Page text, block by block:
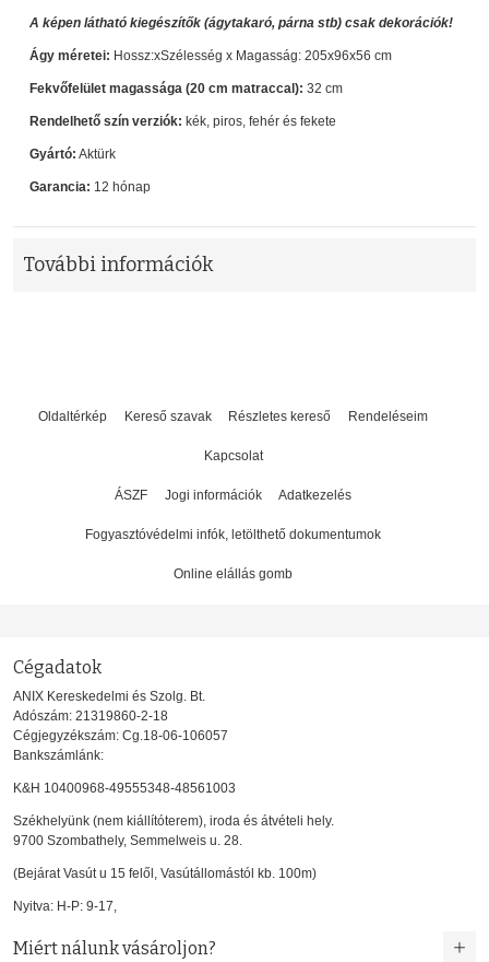
A képen látható kiegészítők (ágytakaró, párna stb) csak dekorációk!
Ágy méretei: Hossz:xSzélesség x Magasság: 205x96x56 cm
Fekvőfelület magassága (20 cm matraccal): 32 cm
Rendelhető szín verziók: kék, piros, fehér és fekete
Gyártó: Aktürk
Garancia: 12 hónap
További információk
Oldaltérkép Kereső szavak Részletes kereső Rendeléseim
Kapcsolat
ÁSZF Jogi információk Adatkezelés
Fogyasztóvédelmi infók, letölthető dokumentumok
Online elállás gomb
Cégadatok
ANIX Kereskedelmi és Szolg. Bt.
Adószám: 21319860-2-18
Cégjegyzékszám: Cg.18-06-106057
Bankszámlánk:
K&H 10400968-49555348-48561003
Székhelyünk (nem kiállítóterem), iroda és átvételi hely.
9700 Szombathely, Semmelweis u. 28.
(Bejárat Vasút u 15 felől, Vasútállomástól kb. 100m)
Nyitva: H-P: 9-17,
Miért nálunk vásároljon?